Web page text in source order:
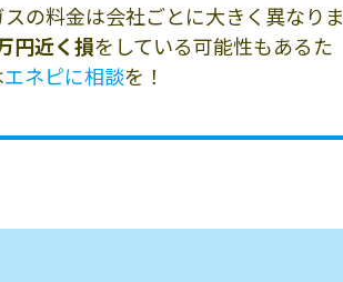
の料金は会社ごとに大きく異なりま
円近く損をしている可能性もあるた
エネピに相談を！